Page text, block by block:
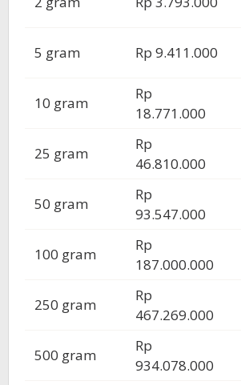
5 gram Rp 9.411.000
10 gram
Rp
18.771.000
25 gram
Rp
46.810.000
50 gram
Rp
93.547.000
100 gram
Rp
187.000.000
250 gram
Rp
467.269.000
500 gram
Rp
934.078.000